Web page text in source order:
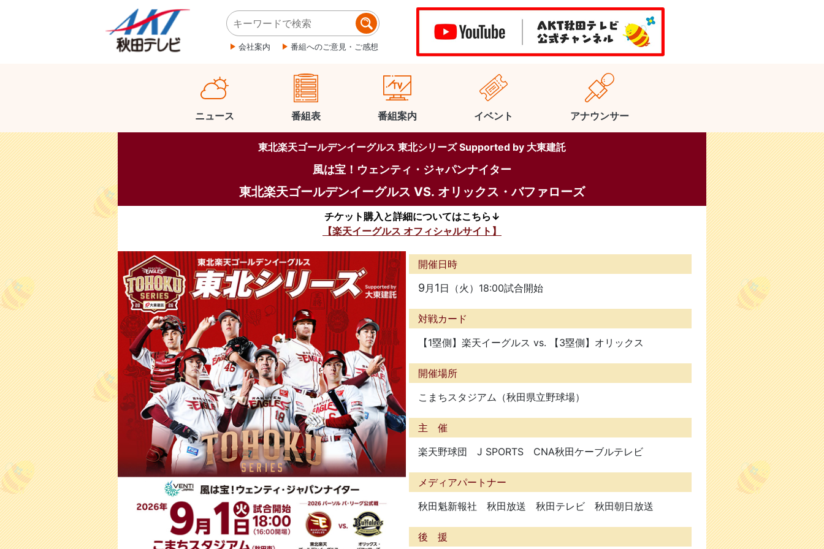
会社案内 番組へのご意見・ご感想
ニュース 番組表 番組案内 イベント アナウンサー
東北楽天ゴールデンイーグルス 東北シリーズ Supported by 大東建託
風は宝！ウェンティ・ジャパンナイター
東北楽天ゴールデンイーグルス VS. オリックス・バファローズ
チケット購入と詳細についてはこちら↓
【楽天イーグルス オフィシャルサイト】
開催日時
9月 1 日（火）18:00試合開始
対戦カード
【1塁側】楽天イーグルス vs. 【3塁側】オリックス
開催場所
こまちスタジアム（秋田県立野球場）
主 催
楽天野球団 J SPORTS CNA秋田ケーブルテレビ
メディアパートナー
秋田魁新報社 秋田放送 秋田テレビ 秋田朝日放送
後 援